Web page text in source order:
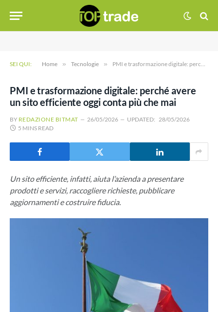
SEI QUI: Home » Tecnologie » PMI e trasformazione digitale: perché avere un sito efficiente oggi conta più che mai
PMI e trasformazione digitale: perché avere
un sito efficiente oggi conta più che mai
BY REDAZIONE BITMAT 26/05/2026 UPDATED: 28/05/2026
5 MINS READ
Un sito efficiente, infatti, aiuta l’azienda a presentare
prodotti e servizi, raccogliere richieste, pubblicare
aggiornamenti e costruire fiducia.